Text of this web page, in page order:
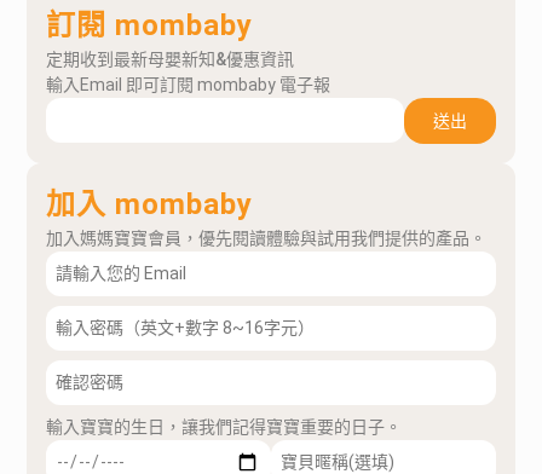
訂閱 mombaby
定期收到最新母嬰新知&優惠資訊
輸入Email 即可訂閱 mombaby 電子報
送出
加入 mombaby
加入媽媽寶寶會員，優先閱讀體驗與試用我們提供的產品。
輸入寶寶的生日，讓我們記得寶寶重要的日子。